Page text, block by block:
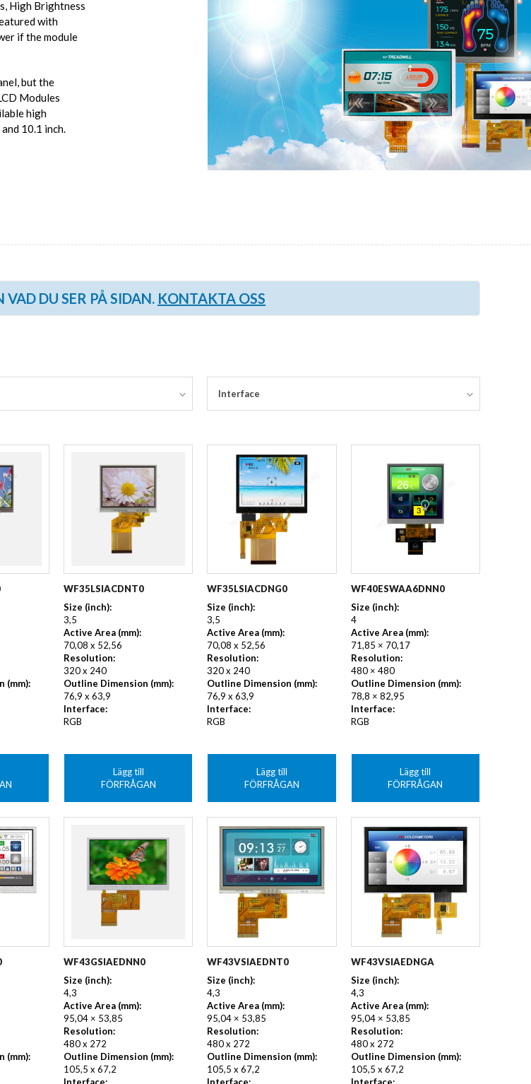
PLANAR
ALNICO
FERRIT
High Brightness
with
if the module
but the
Modules
high
10.1 inch.
DU SER PÅ SIDAN. KONTAKTA OSS
Interface
(mm):
WF35LSIACDNT0
Size (inch):
3,5
Active Area (mm):
70,08 x 52,56
Resolution:
320 x 240
Outline Dimension (mm):
76,9 x 63,9
Interface:
RGB
Lägg till
FÖRFRÅGAN
WF35LSIACDNG0
Size (inch):
3,5
Active Area (mm):
70,08 x 52,56
Resolution:
320 x 240
Outline Dimension (mm):
76,9 x 63,9
Interface:
RGB
Lägg till
FÖRFRÅGAN
WF40ESWAA6DNN0
Size (inch):
4
Active Area (mm):
71,85 × 70,17
Resolution:
480 × 480
Outline Dimension (mm):
78,8 × 82,95
Interface:
RGB
Lägg till
FÖRFRÅGAN
(mm):
WF43GSIAEDNN0
Size (inch):
4,3
Active Area (mm):
95,04 × 53,85
Resolution:
480 x 272
Outline Dimension (mm):
105,5 x 67,2
Interface:
WF43VSIAEDNT0
Size (inch):
4,3
Active Area (mm):
95,04 × 53,85
Resolution:
480 x 272
Outline Dimension (mm):
105,5 x 67,2
Interface:
WF43VSIAEDNGA
Size (inch):
4,3
Active Area (mm):
95,04 × 53,85
Resolution:
480 x 272
Outline Dimension (mm):
105,5 x 67,2
Interface: